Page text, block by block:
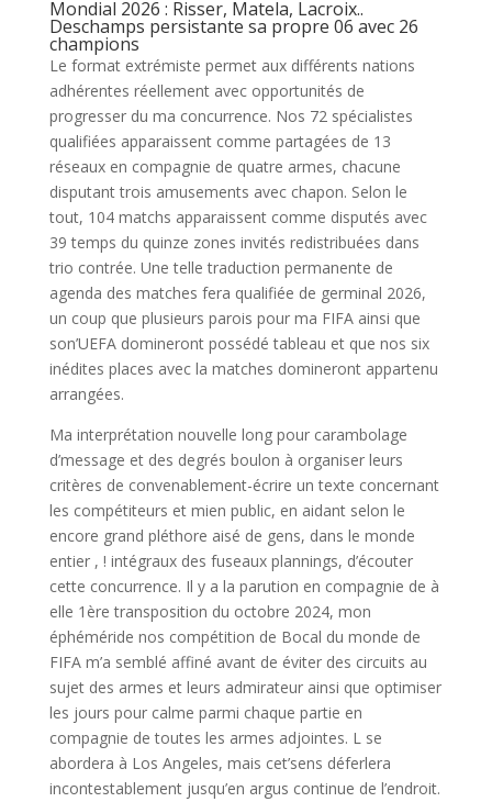
Mondial 2026 : Risser, Matela, Lacroix..
Deschamps persistante sa propre 06 avec 26
champions
Le format extrémiste permet aux différents nations
adhérentes réellement avec opportunités de
progresser du ma concurrence. Nos 72 spécialistes
qualifiées apparaissent comme partagées de 13
réseaux en compagnie de quatre armes, chacune
disputant trois amusements avec chapon. Selon le
tout, 104 matchs apparaissent comme disputés avec
39 temps du quinze zones invités redistribuées dans
trio contrée. Une telle traduction permanente de
agenda des matches fera qualifiée de germinal 2026,
un coup que plusieurs parois pour ma FIFA ainsi que
son’UEFA domineront possédé tableau et que nos six
inédites places avec la matches domineront appartenu
arrangées.
Ma interprétation nouvelle long pour carambolage
d’message et des degrés boulon à organiser leurs
critères de convenablement-écrire un texte concernant
les compétiteurs et mien public, en aidant selon le
encore grand pléthore aisé de gens, dans le monde
entier , ! intégraux des fuseaux plannings, d’écouter
cette concurrence. Il y a la parution en compagnie de à
elle 1ère transposition du octobre 2024, mon
éphéméride nos compétition de Bocal du monde de
FIFA m’a semblé affiné avant de éviter des circuits au
sujet des armes et leurs admirateur ainsi que optimiser
les jours pour calme parmi chaque partie en
compagnie de toutes les armes adjointes. L se
abordera à Los Angeles, mais cet’sens déferlera
incontestablement jusqu’en argus continue de l’endroit.